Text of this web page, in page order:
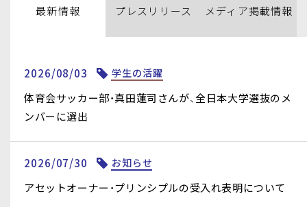
最新情報 プレス リリース メディア掲載情報
2026/08/03 学生の活躍
体育会サッカー部・真田蓮司さんが、全日本大学選抜のメ
ンバーに選出
2026/07/30 お知らせ
アセットオーナー・プリンシプルの受⼊れ表明について